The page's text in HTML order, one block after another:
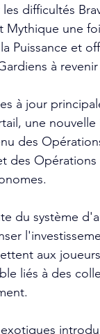
difficultés
Mythique une
Puissance et
à
à jour
une
des
des
du système
aux
liés à des